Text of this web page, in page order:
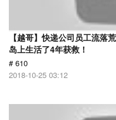
【越哥】快递公司员工流落
岛上生活了4年获救！
# 610
2018-10-25 03:12